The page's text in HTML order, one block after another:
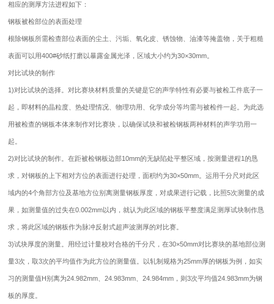
相应的测厚方法进程如下：
钢板被检部位的表面处理
根除钢板所需检查部位表面的尘土、污垢、氧化皮、锈蚀物、油漆等掩盖物，关于粗糙
表面可以用400#砂纸打磨以暴露金属光泽，区域大小约为30×30mm。
对比试块的制作
1)对比试块的选择。对比赛块材料质量的关键是它的声学特性有必要与被检工件底子一
起，即材料的晶粒度、热处理情况、物理功用、化学成分等均需与被检件一起。为此选
用被检查的钢板本体来制作对比赛块，以确保试块和被检钢板两种材料的声学功用一
起。
2)对比试块的制作。在距被检钢板边部10mm的无缺陷处平整区域，按测量进程1的恳
求，对钢板的上下相对方位的表面进行处理，面积约为30×50mm。运用千分尺对此区
域内的4个角部方位及基地方位别离测量钢板厚度，对成果进行记载，比照5次测量的成
果，如测量值的过失在0.002mm以内，就认为此区域的钢板平整度满足测厚试块制作恳
求，将此区域的钢板作为脉冲反射式超声波测厚的对比赛。
3)试块厚度的测量。用经过计量校对合格的千分尺，在30×50mm对比赛块的基地部位测
量3次，取3次的平均值作为此方位的测量值。以轧制规格为25mm厚的钢板为例，如实
习的测量值H别离为24.982mm、24.983mm、24.984mm，则3次平均值24.983mm为钢
板的厚度。